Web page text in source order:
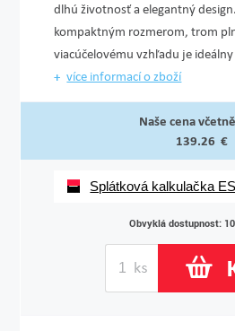
dlhú životnosť a elegantný
kompaktným rozmerom, trom
viacúčelovému vzhľadu je
více informací o zboží
Naše cena
139.26 €
Splátková kalkulačka
Obvyklá dostupnost: